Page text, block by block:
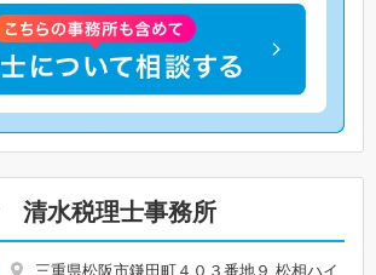
清水税理士事務所
三重県松阪市鎌田町４０３番地９ 松相ハイ